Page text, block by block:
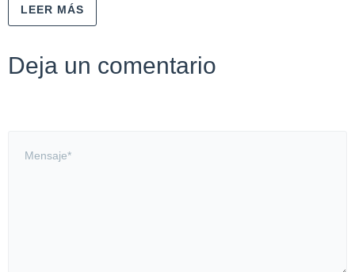
LEER MÁS
Deja un comentario